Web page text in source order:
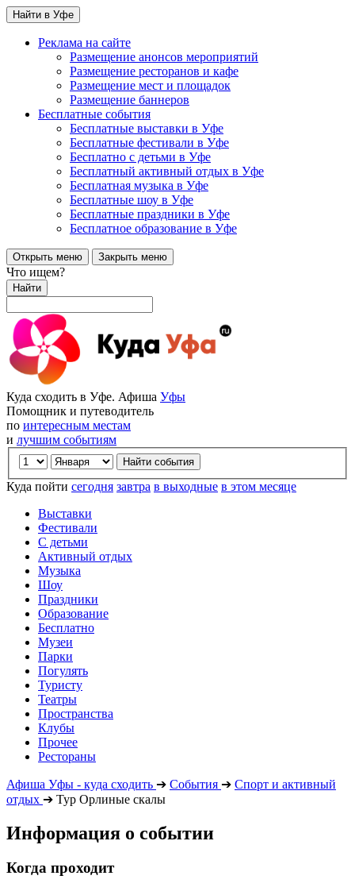
Найти в Уфе
Реклама на сайте
Размещение анонсов мероприятий
Размещение ресторанов и кафе
Размещение мест и площадок
Размещение баннеров
Бесплатные события
Бесплатные выставки в Уфе
Бесплатные фестивали в Уфе
Бесплатно с детьми в Уфе
Бесплатный активный отдых в Уфе
Бесплатная музыка в Уфе
Бесплатные шоу в Уфе
Бесплатные праздники в Уфе
Бесплатное образование в Уфе
Открыть меню Закрыть меню
Что ищем?
Найти
Куда сходить в Уфе. Афиша Уфы
Помощник и путеводитель
по интересным местам
и лучшим событиям
Куда пойти сегодня завтра в выходные в этом месяце
Выставки
Фестивали
С детьми
Активный отдых
Музыка
Шоу
Праздники
Образование
Бесплатно
Музеи
Парки
Погулять
Туристу
Театры
Пространства
Клубы
Прочее
Рестораны
Афиша Уфы - куда сходить ➔ События ➔ Спорт и активный
отдых ➔ Тур Орлиные скалы
Информация о событии
Когда проходит